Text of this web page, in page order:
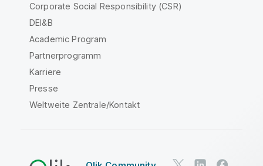
Corporate Social Responsibility (CSR)
DEI&B
Academic Program
Partnerprogramm
Karriere
Presse
Weltweite Zentrale/Kontakt